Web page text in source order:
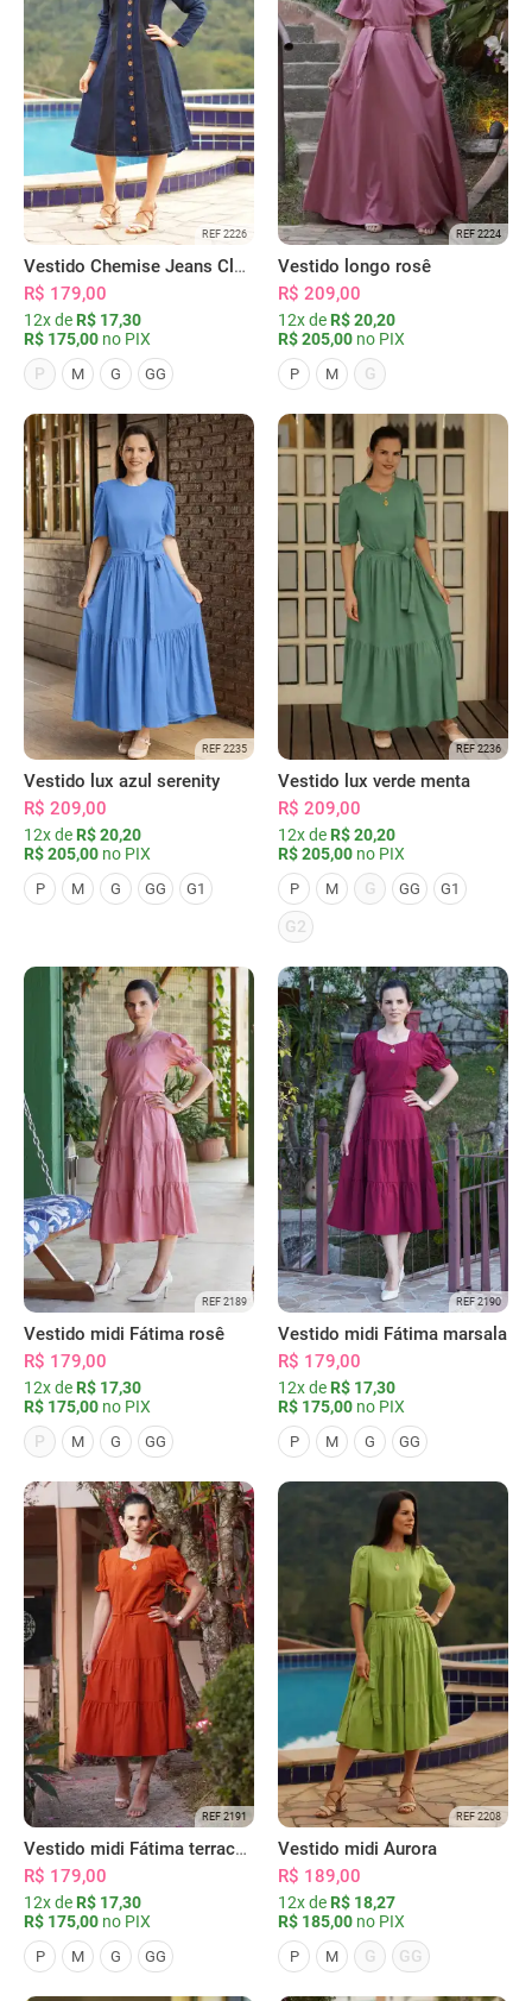
REF 2226
Vestido Chemise Jeans Clássica Serena
R$ 179,00
12x de R$ 17,30
R$ 175,00 no PIX
P
M G GG
REF 2224
Vestido longo rosê
R$ 209,00
12x de R$ 20,20
R$ 205,00 no PIX
P M G
REF 2235
Vestido lux azul serenity
R$ 209,00
12x de R$ 20,20
R$ 205,00 no PIX
P M G GG G1
REF 2236
Vestido lux verde menta
R$ 209,00
12x de R$ 20,20
R$ 205,00 no PIX
P M G GG G1
G2
REF 2189
Vestido midi Fátima rosê
R$ 179,00
12x de R$ 17,30
R$ 175,00 no PIX
P
M G GG
REF 2190
Vestido midi Fátima marsala
R$ 179,00
12x de R$ 17,30
R$ 175,00 no PIX
P M G GG
REF 2191
Vestido midi Fátima terracota
R$ 179,00
12x de R$ 17,30
R$ 175,00 no PIX
P M G GG
REF 2208
Vestido midi Aurora
R$ 189,00
12x de R$ 18,27
R$ 185,00 no PIX
P M G GG